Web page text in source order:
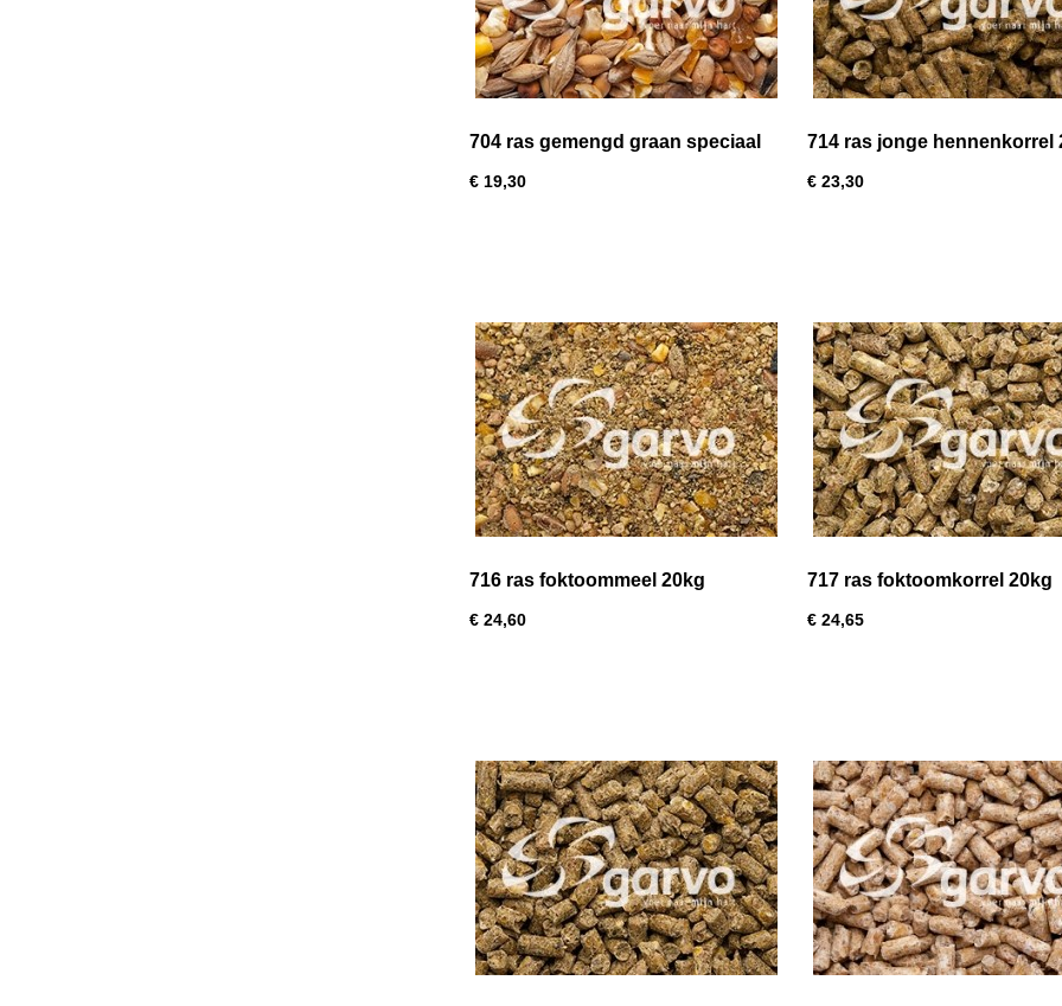
704 ras gemengd graan speciaal
€ 19,30
714 ras jonge hennenkorrel
€ 23,30
716 ras foktoommeel 20kg
€ 24,60
717 ras foktoomkorrel 20kg
€ 24,65